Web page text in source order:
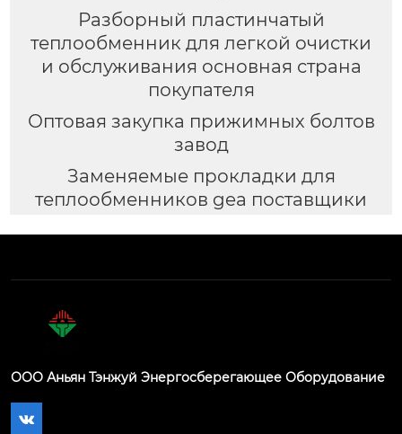
Разборный пластинчатый
теплообменник для легкой очистки
и обслуживания основная страна
покупателя
Оптовая закупка прижимных болтов
завод
Заменяемые прокладки для
теплообменников gea поставщики
ООО Аньян Тэнжуй Энергосберегающее Оборудование
